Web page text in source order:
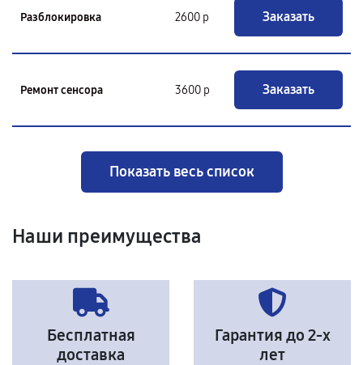
Разблокировка 2600 р Заказать
Ремонт сенсора 3600 р Заказать
Показать весь список
Наши преимущества
Бесплатная
доставка
Гарантия до 2-х
лет